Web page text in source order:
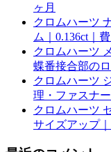
ヶ月
クロムハーツ
ム｜0.136ct｜
クロムハーツ
蝶番接合部の
クロムハーツ
理・ファスナ
クロムハーツ
サイズアップ